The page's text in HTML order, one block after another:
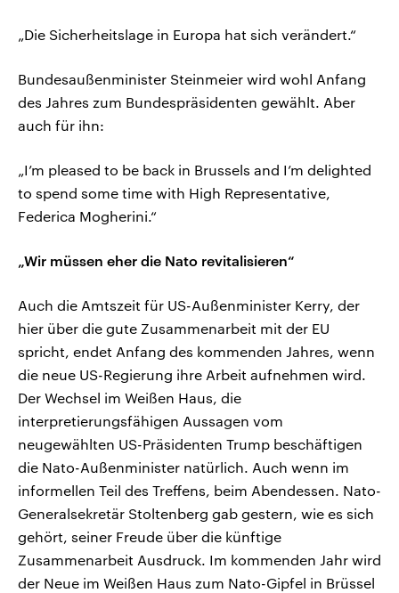
„Die Sicherheitslage in Europa hat sich verändert.“
Bundesaußenminister Steinmeier wird wohl Anfang
des Jahres zum Bundespräsidenten gewählt. Aber
auch für ihn:
„I’m pleased to be back in Brussels and I’m delighted
to spend some time with High Representative,
Federica Mogherini.“
„Wir müssen eher die Nato revitalisieren“
Auch die Amtszeit für US-Außenminister Kerry, der
hier über die gute Zusammenarbeit mit der EU
spricht, endet Anfang des kommenden Jahres, wenn
die neue US-Regierung ihre Arbeit aufnehmen wird.
Der Wechsel im Weißen Haus, die
interpretierungsfähigen Aussagen vom
neugewählten US-Präsidenten Trump beschäftigen
die Nato-Außenminister natürlich. Auch wenn im
informellen Teil des Treffens, beim Abendessen. Nato-
Generalsekretär Stoltenberg gab gestern, wie es sich
gehört, seiner Freude über die künftige
Zusammenarbeit Ausdruck. Im kommenden Jahr wird
der Neue im Weißen Haus zum Nato-Gipfel in Brüssel